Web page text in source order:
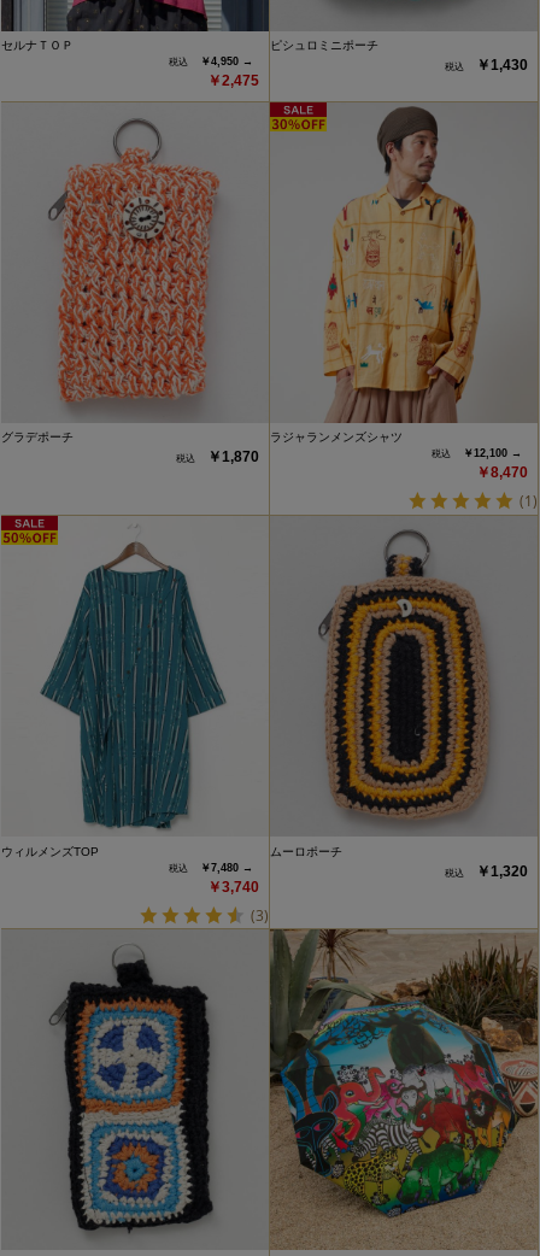
セルナＴＯＰ
￥4,950 →
￥2,475
ピシュロミニポーチ
￥1,430
グラデポーチ
￥1,870
ラジャランメンズシャツ
￥12,100 →
￥8,470
(1)
ウィルメンズTOP
￥7,480 →
￥3,740
(3)
ムーロポーチ
￥1,320